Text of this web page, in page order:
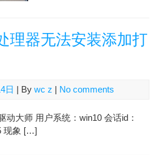
理器无法安装添加打
日 | By wc z No comments
动大师 用户系统：win10 会话id：
现象 […]